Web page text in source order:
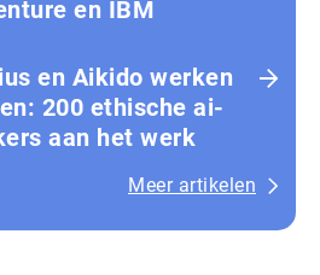
en IBM
en Aikido werken
200 ethische ai-
aan het werk
Meer artikelen